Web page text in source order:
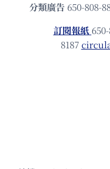
分類廣告 650-808-
訂閱報紙
8187